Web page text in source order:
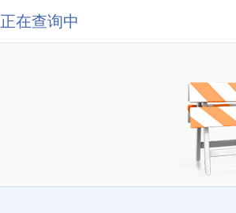
正在查询中